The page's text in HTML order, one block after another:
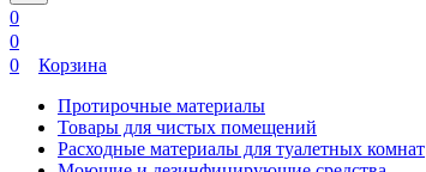
0
0
0
Корзина
Протирочные материалы
Товары для чистых помещений
Расходные материалы для туалетных комнат